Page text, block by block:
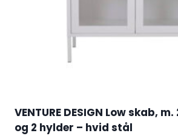
VENTURE DESIGN Low skab,
og 2 hylder – hvid stål